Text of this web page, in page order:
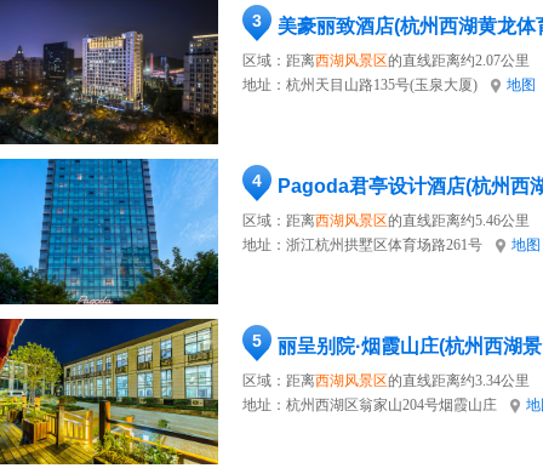
3 美豪丽致酒店(杭州西湖黄龙体
区域：距离西湖风景区的直线距离约2.07公里
地址： 杭州天目山路135号(玉泉大厦) 地图
4 Pagoda君亭设计酒店(杭州西
区域：距离西湖风景区的直线距离约5.46公里
地址： 浙江杭州拱墅区体育场路261号 地图
5 丽呈别院·烟霞山庄(杭州西湖
区域：距离西湖风景区的直线距离约3.34公里
地址： 杭州西湖区翁家山204号烟霞山庄